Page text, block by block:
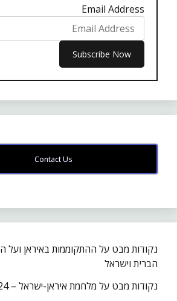
Email Address
Contact Us
נקודות מבט על ההתקוממות באיראן
הברית וישראל
נקודות מבט על מלחמת איראן-ישראל – 24 ביוני 2025